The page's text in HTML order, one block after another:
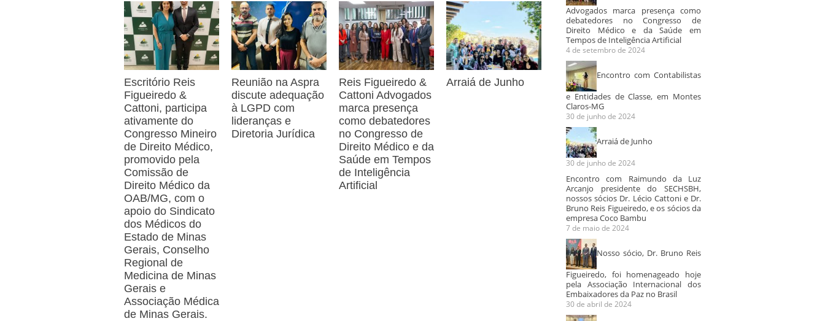
Escritório Reis
Figueiredo &
Cattoni, participa
ativamente do
Congresso Mineiro
de Direito Médico,
promovido pela
Comissão de
Direito Médico da
OAB/MG, com o
apoio do Sindicato
dos Médicos do
Estado de Minas
Gerais, Conselho
Regional de
Medicina de Minas
Gerais e
Associação Médica
de Minas Gerais.
Reunião na Aspra
discute adequação
à LGPD com
lideranças e
Diretoria Jurídica
Reis Figueiredo &
Cattoni Advogados
marca presença
como debatedores
no Congresso de
Direito Médico e da
Saúde em Tempos
de Inteligência
Artificial
Arraiá de Junho
Audiência de
conciliação no
CEJUSC do TJMG
Encontro com o
SINDESPE-MG,
Secretaria de
Educação e a
No dia 18/04/2024 na
foram levadas pautas
Advogados marca presença como
debatedores no Congresso de
Direito Médico e da Saúde em
Tempos de Inteligência Artificial
4 de setembro de 2024
Encontro com Contabilistas
e Entidades de Classe, em Montes
Claros-MG
30 de junho de 2024
Arraiá de Junho
30 de junho de 2024
Encontro com Raimundo da Luz
Arcanjo presidente do SECHSBH,
nossos sócios Dr. Lécio Cattoni e Dr.
Bruno Reis Figueiredo, e os sócios da
empresa Coco Bambu
7 de maio de 2024
Nosso sócio, Dr. Bruno Reis
Figueiredo, foi homenageado hoje
pela Associação Internacional dos
Embaixadores da Paz no Brasil
30 de abril de 2024